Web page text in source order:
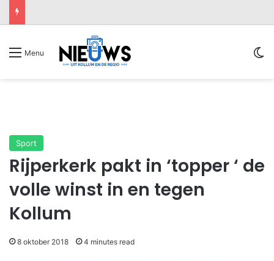
Menu
Sport
Rijperkerk pakt in ‘topper ‘ de
volle winst in en tegen
Kollum
8 oktober 2018 4 minutes read